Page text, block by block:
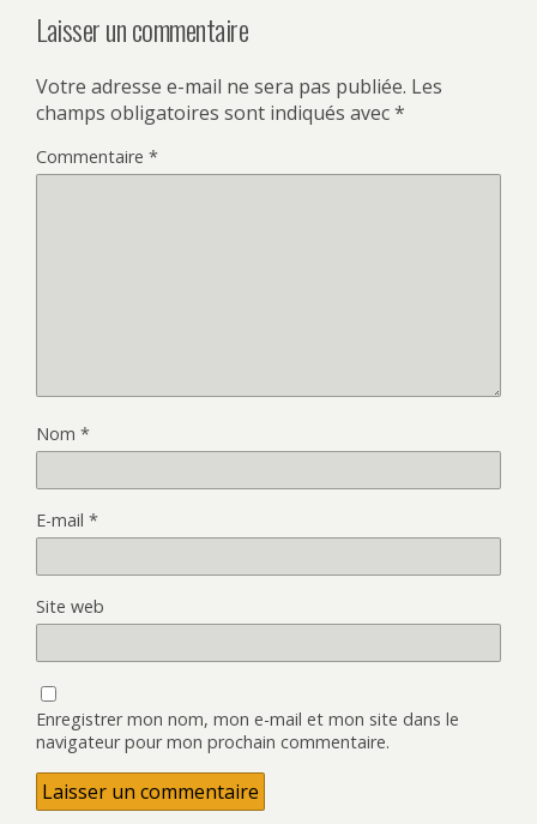
Laisser un commentaire
Votre adresse e-mail ne sera pas publiée. Les
champs obligatoires sont indiqués avec*
Commentaire *
Nom *
E-mail *
Site web
Enregistrer mon nom, mon e-mail et mon site dans le
navigateur pour mon prochain commentaire.